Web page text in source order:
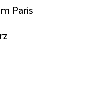
Paris